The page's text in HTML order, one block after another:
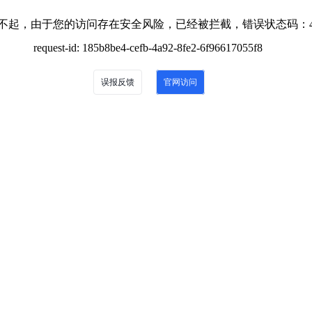
起，由于您的访问存在安全风险，已经被拦截，错误状态码：
request-id: 185b8be4-cefb-4a92-8fe2-6f96617055f8
误报反馈 官网访问